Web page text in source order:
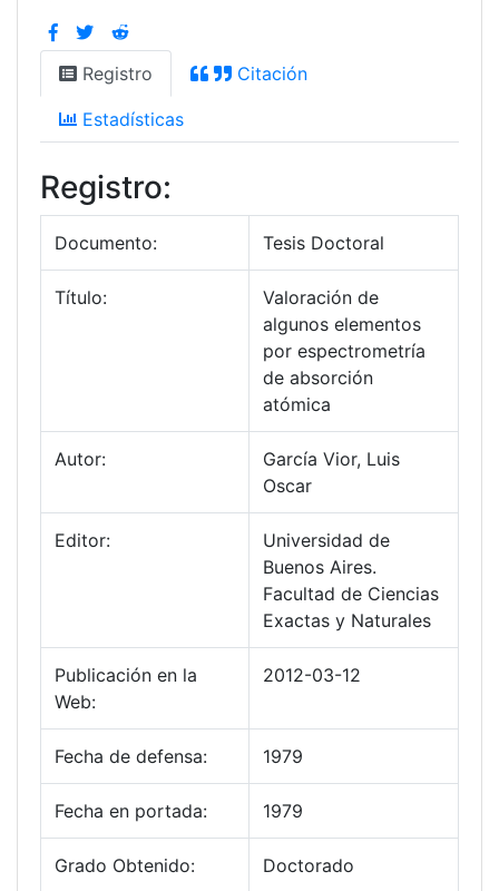
Registro Citación
Estadísticas
Registro:
Documento: Tesis Doctoral
Título:
Valoración de
algunos elementos
por espectrometría
de absorción
atómica
Autor:
García Vior, Luis
Oscar
Editor:
Universidad de
Buenos Aires.
Facultad de Ciencias
Exactas y Naturales
Publicación en la
Web:
2012-03-12
Fecha de defensa: 1979
Fecha en portada: 1979
Grado Obtenido: Doctorado